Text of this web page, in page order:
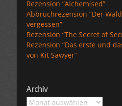
Rezension “Alchemised”
Abbruchrezension “Der
vergessen”
Rezension “The Secret of
Rezension “Das erste und
von Kit Sawyer”
Archiv
Archiv